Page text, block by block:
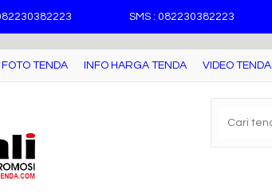
SMS : 082230382223
TENDA INFO HARGA TENDA VIDEO TENDA